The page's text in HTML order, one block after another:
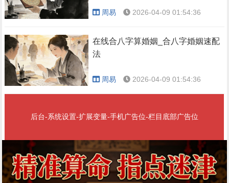
周易 2026-04-09 01:54:36
在线合八字算婚姻_合八字婚姻速配
法
周易 2026-04-09 01:54:36
后台-系统设置-扩展变量-手机广告位-栏目底部广告位